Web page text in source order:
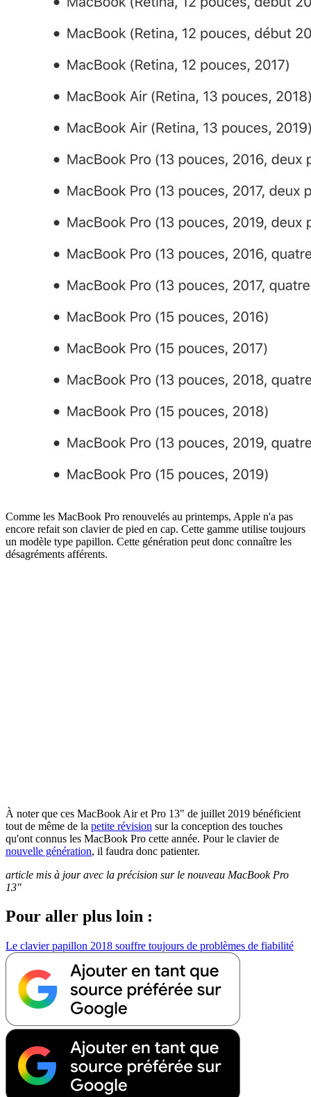
Comme les MacBook Pro renouvelés au printemps, Apple n'a pas
encore refait son clavier de pied en cap. Cette gamme utilise toujours
un modèle type papillon. Cette génération peut donc connaître les
désagréments afférents.
À noter que ces MacBook Air et Pro 13" de juillet 2019 bénéficient
tout de même de la petite révision sur la conception des touches
qu'ont connus les MacBook Pro cette année. Pour le clavier de
nouvelle génération, il faudra donc patienter.
article mis à jour avec la précision sur le nouveau MacBook Pro
13"
Pour aller plus loin :
Le clavier papillon 2018 souffre toujours de problèmes de fiabilité